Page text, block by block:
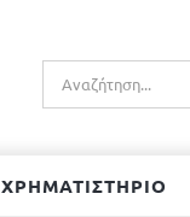
Αναζήτηση
για:
ΧΡΗΜΑΤΙΣΤΗΡΙΟ